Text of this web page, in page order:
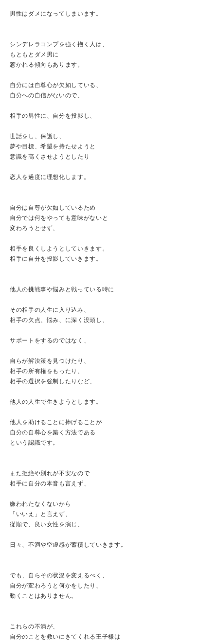
男性はダメになってしまいます。
シンデレラコンプを強く抱く人は、
もともとダメ男に
惹かれる傾向もあります。
自分には自尊心が欠如している、
自分への自信がないので、
相手の男性に、自分を投影し、
世話をし、保護し、
夢や目標、希望を持たせようと
意識を高くさせようとしたり
恋人を過度に理想化します。
自分は自尊が欠如しているため
自分では何をやっても意味がないと
変わろうとせず、
相手を良くしようとしていきます。
相手に自分を投影していきます。
他人の挑戦事や悩みと戦っている時に
その相手の人生に入り込み、
相手の欠点、悩み、に深く没頭し、
サポートをするのではなく、
自らが解決策を見つけたり、
相手の所有権をもったり、
相手の選択を強制したりなど、
他人の人生で生きようとします。
他人を助けることに捧げることが
自分の自尊心を築く方法である
という認識です。
また拒絶や別れが不安なので
相手に自分の本音も言えず、
嫌われたなくないから
「いいえ」と言えず、
従順で、良い女性を演じ、
日々、不満や空虚感が蓄積していきます。
でも、自らその状況を変えるべく、
自分が変わろうと何かをしたり、
動くことはありません。
これらの不満が、
自分のことを救いにきてくれる王子様は